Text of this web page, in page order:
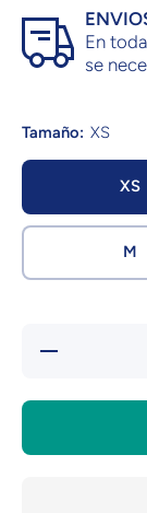
En
se
Tamaño: XS
XS
M